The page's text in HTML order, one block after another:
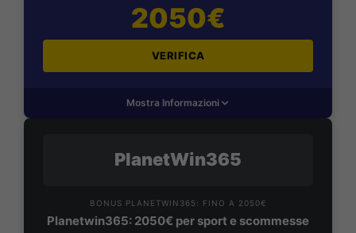
2050€
VERIFICA
Mostra Informazioni
PlanetWin365
BONUS PLANETWIN365: FINO A 2050€
Planetwin365: 2050€ per sport e scommesse